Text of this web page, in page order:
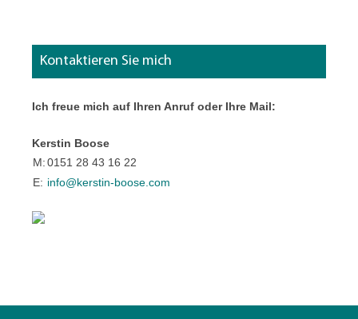
Kontaktieren Sie mich
Ich freue mich auf Ihren Anruf oder Ihre Mail:
Kerstin Boose
M:0151 28 43 16 22
E: info@kerstin-boose.com